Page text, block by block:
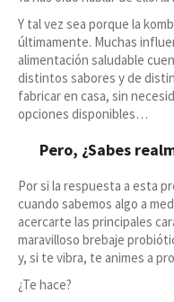
Y tal vez sea porque la
últimamente. Muchas
alimentación saludable
distintos sabores y de
fabricar en casa, sin
opciones disponibles…
Pero, ¿Sabes
Por si la respuesta a esta
cuando sabemos algo a
acercarte las principales
maravilloso brebaje
y, si te vibra, te animes a
¿Te hace?